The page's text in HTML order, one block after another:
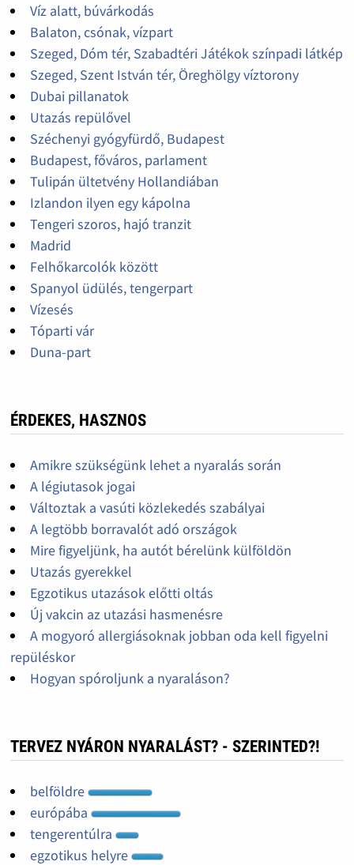
Víz alatt, búvárkodás
Balaton, csónak, vízpart
Szeged, Dóm tér, Szabadtéri Játékok színpadi látkép
Szeged, Szent István tér, Öreghölgy víztorony
Dubai pillanatok
Utazás repülővel
Széchenyi gyógyfürdő, Budapest
Budapest, főváros, parlament
Tulipán ültetvény Hollandiában
Izlandon ilyen egy kápolna
Tengeri szoros, hajó tranzit
Madrid
Felhőkarcolók között
Spanyol üdülés, tengerpart
Vízesés
Tóparti vár
Duna-part
ÉRDEKES, HASZNOS
Amikre szükségünk lehet a nyaralás során
A légiutasok jogai
Változtak a vasúti közlekedés szabályai
A legtöbb borravalót adó országok
Mire figyeljünk, ha autót bérelünk külföldön
Utazás gyerekkel
Egzotikus utazások előtti oltás
Új vakcin az utazási hasmenésre
A mogyoró allergiásoknak jobban oda kell figyelni
repüléskor
Hogyan spóroljunk a nyaraláson?
TERVEZ NYÁRON NYARALÁST? - SZERINTED?!
belföldre
európába
tengerentúlra
egzotikus helyre